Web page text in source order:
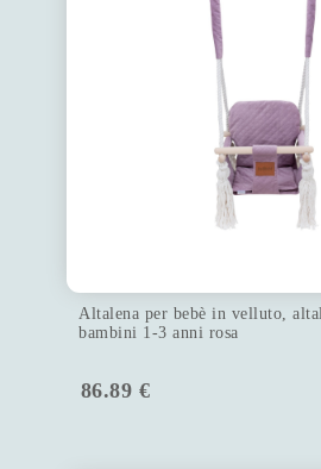
Altalena per bebè in velluto,
bambini 1-3 anni rosa
86.89 €